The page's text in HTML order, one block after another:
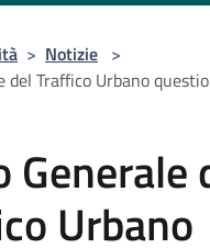
> Notizie >
del Traffico Urbano
Generale
Urbano